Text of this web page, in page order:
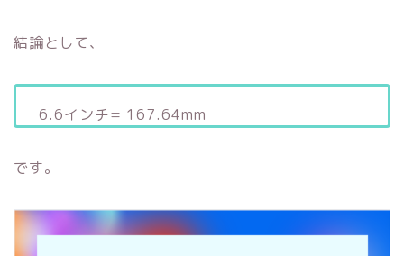
結論として、
6.6インチ= 167.64mm
です。